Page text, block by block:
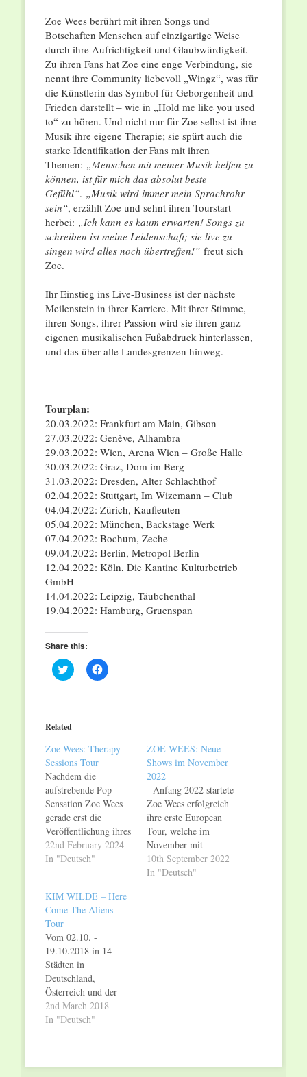
Zoe Wees berührt mit ihren Songs und
Botschaften Menschen auf einzigartige Weise
durch ihre Aufrichtigkeit und Glaubwürdigkeit.
Zu ihren Fans hat Zoe eine enge Verbindung, sie
nennt ihre Community liebevoll „Wingz“, was für
die Künstlerin das Symbol für Geborgenheit und
Frieden darstellt – wie in „Hold me like you used
to“ zu hören. Und nicht nur für Zoe selbst ist ihre
Musik ihre eigene Therapie; sie spürt auch die
starke Identifikation der Fans mit ihren
Themen: „Menschen mit meiner Musik helfen zu
können, ist für mich das absolut beste
Gefühl“. „Musik wird immer mein Sprachrohr
sein“, erzählt Zoe und sehnt ihren Tourstart
herbei: „Ich kann es kaum erwarten! Songs zu
schreiben ist meine Leidenschaft; sie live zu
singen wird alles noch übertreffen!”freut sich
Zoe.
Ihr Einstieg ins Live-Business ist der nächste
Meilenstein in ihrer Karriere. Mit ihrer Stimme,
ihren Songs, ihrer Passion wird sie ihren ganz
eigenen musikalischen Fußabdruck hinterlassen,
und das über alle Landesgrenzen hinweg.
Tourplan:
20.03.2022: Frankfurt am Main, Gibson
27.03.2022: Genève, Alhambra
29.03.2022: Wien, Arena Wien – Große Halle
30.03.2022: Graz, Dom im Berg
31.03.2022: Dresden, Alter Schlachthof
02.04.2022: Stuttgart, Im Wizemann – Club
04.04.2022: Zürich, Kaufleuten
05.04.2022: München, Backstage Werk
07.04.2022: Bochum, Zeche
09.04.2022: Berlin, Metropol Berlin
12.04.2022: Köln, Die Kantine Kulturbetrieb
GmbH
14.04.2022: Leipzig, Täubchenthal
19.04.2022: Hamburg, Gruenspan
Share this:
Click
to
(Opens
in
new
Click
to
Related
Zoe Wees: Therapy
Sessions Tour
Nachdem die
aufstrebende Pop-
Sensation Zoe Wees
gerade erst die
Veröffentlichung ihres
Debütalbums
„Therapy“ für
direkt das nächste
Highlight: Sie wird
im Frühjahr 2024 auf
Tour gehen! Unter
dem Motto „Therapy
Sessions“ dürfen sich
die Fans auf einen
kleinen, intimen
Konzertrahmen freuen
– mit begrenztem
22nd February 2024
In "Deutsch"
ZOE WEES: Neue
Shows im November
2022
Anfang 2022 startete
Zoe Wees erfolgreich
ihre erste European
Tour, welche im
November mit
weiteren Shows, u.a.
in der
10th September 2022
In "Deutsch"
KIM WILDE – Here
Come The Aliens –
Tour
Vom 02.10. -
19.10.2018 in 14
Städten in
Deutschland,
Österreich und der
Schweiz. Tickets an
allen bekannten
2nd March 2018
In "Deutsch"